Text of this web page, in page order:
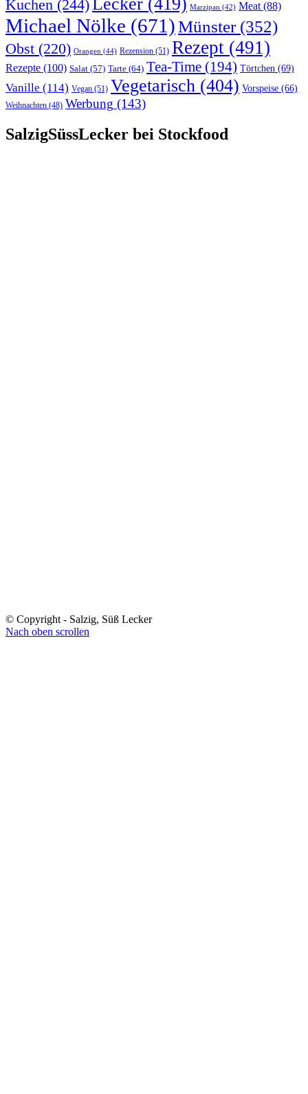
Kuchen (244) Marzipan (42) Meat (88)
Michael Nölke (671)Münster(352)
Obst (220) Orangen (44) Rezension (51) Rezept (491)
Rezepte (100) Salat (57) Tarte (64) Tea-Time (194) Törtchen (69)
Vanille (114) Vegan (51) Vegetarisch (404) Vorspeise (66)
Weihnachten (48) Werbung (143)
SalzigSüssLecker bei Stockfood
© Copyright - Salzig, Süß Lecker
Nach oben scrollen